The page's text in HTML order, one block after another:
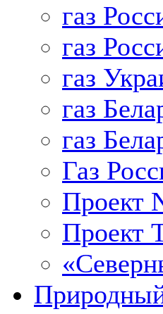
газ
газ
газ
газ
газ
Газ
Проект
Проект